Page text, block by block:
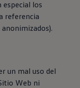
especial los
referencia
un mal uso del
Web ni